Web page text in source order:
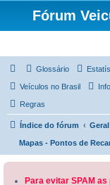
Fórum
Glossário
Veículos no Brasil
Regras
Índice do fórum Geral
Mapas - Pontos de
Para evitar SPAM